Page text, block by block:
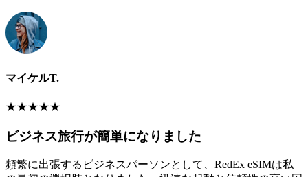
マイケルT.
★★★★★
ビジネス旅行が簡単になりました
頻繁に出張するビジネスパーソンとして、RedEx eSIMは私